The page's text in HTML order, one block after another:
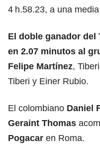
4 h.58.23, a una
El doble ganador del
en 2.07 minutos al
Felipe Martínez,
Tiberi y Einer Rubio.
El colombiano Daniel
Geraint Thomas
Pogacar en Roma.